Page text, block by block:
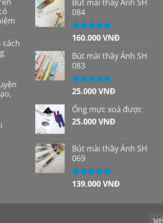
cách
Bút mài thầy Ánh SH
084
Được xếp
sao
160.000VNĐ
Bút mài thầy Ánh SH
083
Được xếp
sao
25.000VNĐ
Ống mực xoá được
25.000VNĐ
Bút mài thầy Ánh SH
069
Được xếp
139.000VNĐ